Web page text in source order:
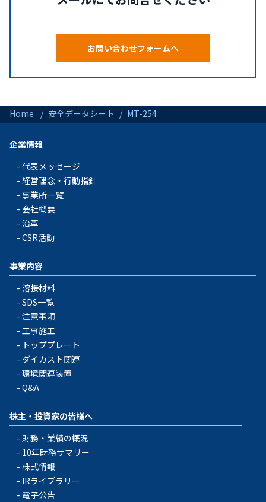
お問い合わせフォームへ
Home 安全データシート MT-254
企業情報
代表メッセージ
経営理念・行動指針
事業所一覧
会社概要
沿革
CSR活動
事業内容
溶接材料
SDS一覧
注意事項
工事施工
トッププレート
ダイカスト関連
環境関連装置
Q&A
株主・投資家の皆様へ
財務・業績の概況
10年財務サマリー
株式情報
IRライブラリー
電子公告